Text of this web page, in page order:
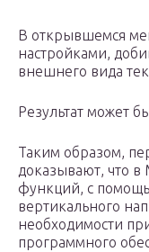
В открывшемся
настройками,
внешнего вида
Результат может
Таким образом,
доказывают, что в
функций, с
вертикального
необходимости
программного